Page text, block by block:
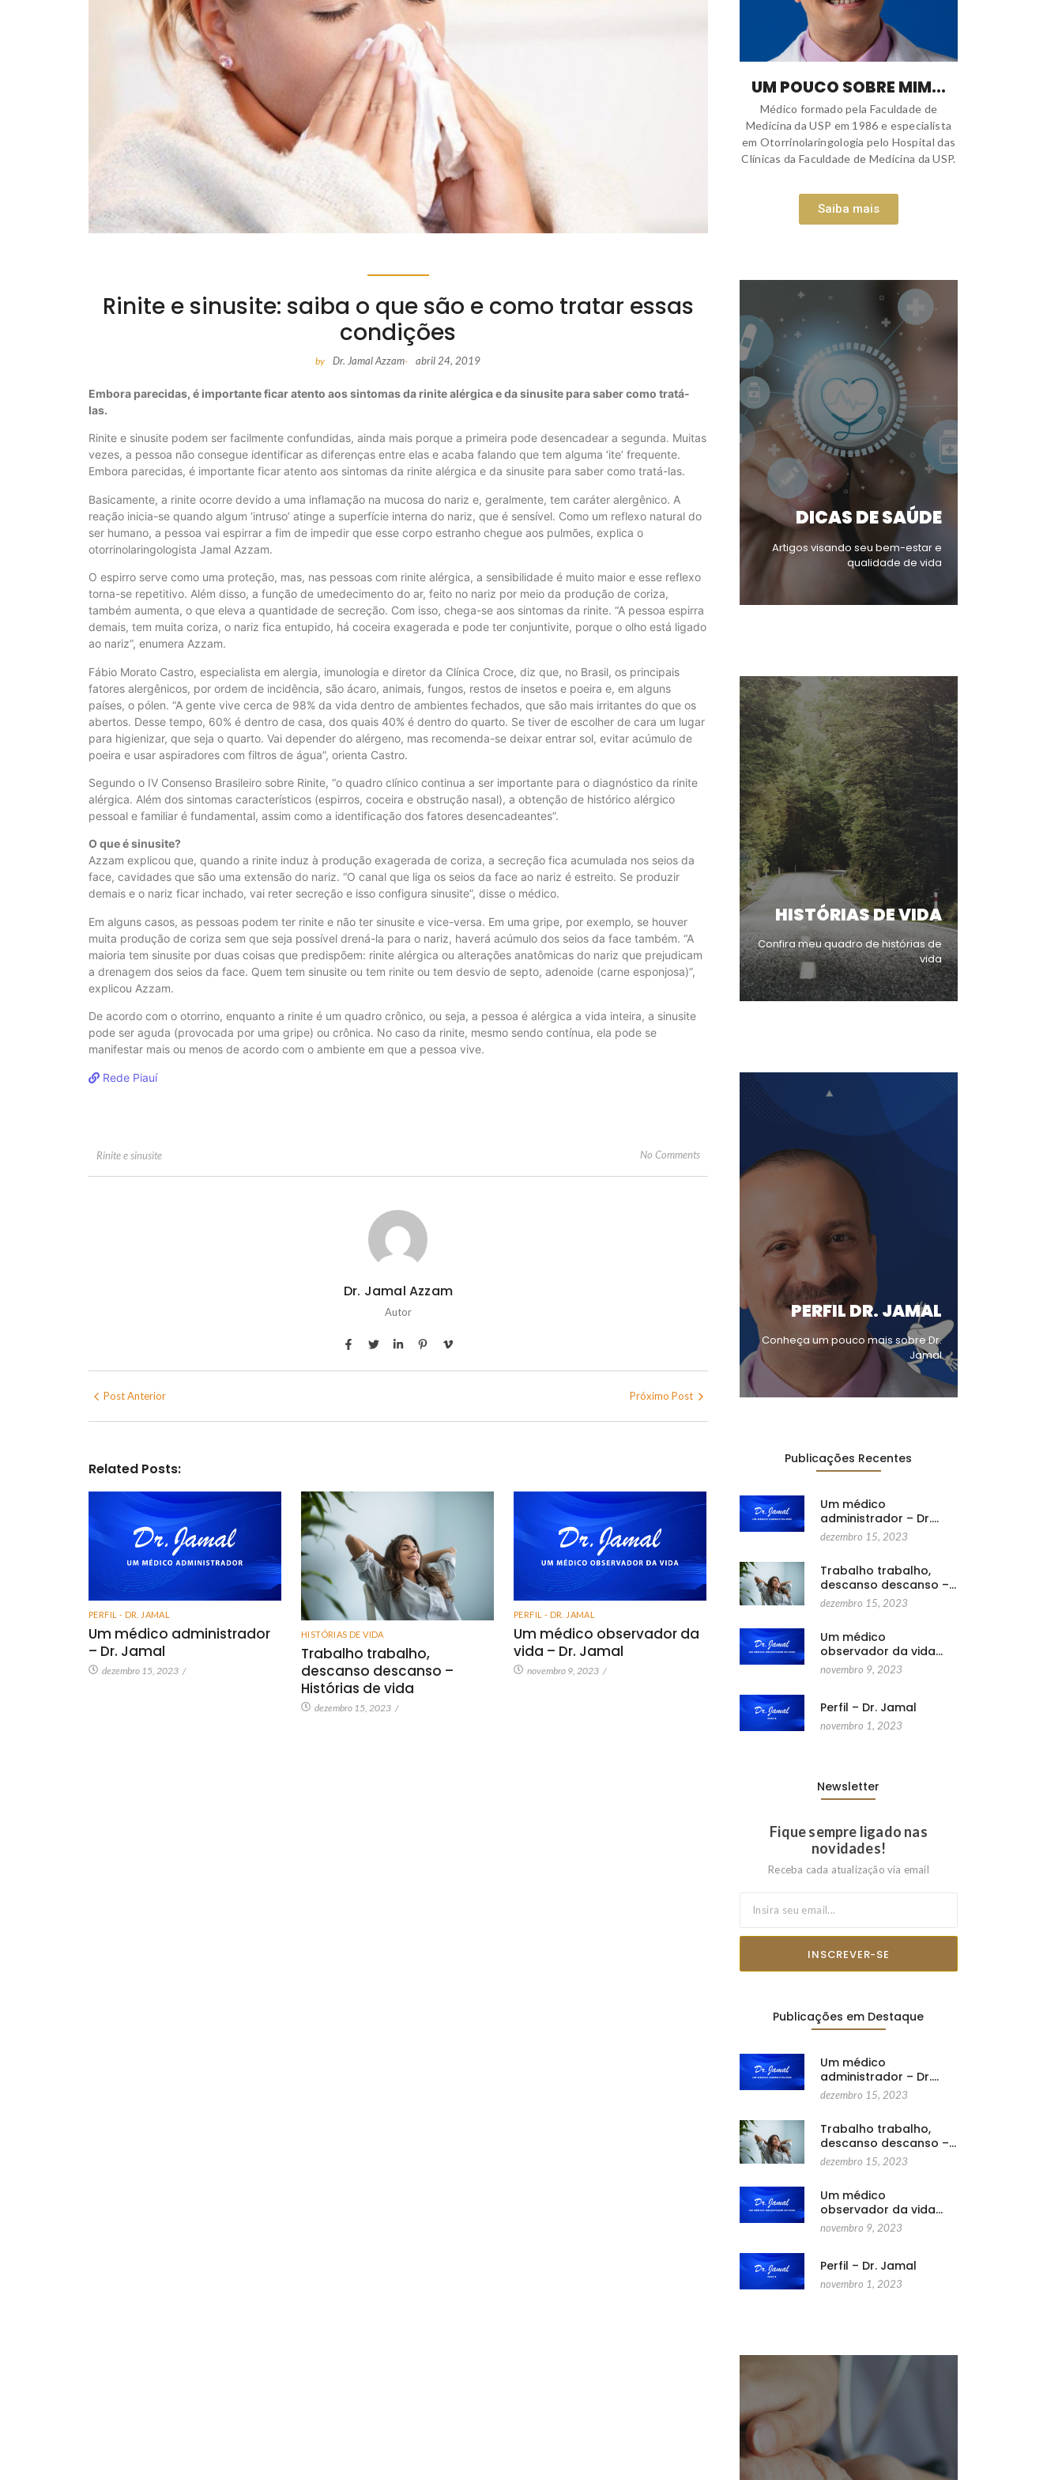
Rinite e sinusite: saiba o que são e como tratar essas
condições
by Dr. Jamal Azzam- abril 24, 2019
Embora parecidas, é importante ficar atento aos sintomas da rinite alérgica e da sinusite para saber como tratá-
las.
Rinite e sinusite podem ser facilmente confundidas, ainda mais porque a primeira pode desencadear a segunda. Muitas
vezes, a pessoa não consegue identificar as diferenças entre elas e acaba falando que tem alguma ‘ite’ frequente.
Embora parecidas, é importante ficar atento aos sintomas da rinite alérgica e da sinusite para saber como tratá-las.
Basicamente, a rinite ocorre devido a uma inflamação na mucosa do nariz e, geralmente, tem caráter alergênico. A
reação inicia-se quando algum ‘intruso’ atinge a superfície interna do nariz, que é sensível. Como um reflexo natural do
ser humano, a pessoa vai espirrar a fim de impedir que esse corpo estranho chegue aos pulmões, explica o
otorrinolaringologista Jamal Azzam.
O espirro serve como uma proteção, mas, nas pessoas com rinite alérgica, a sensibilidade é muito maior e esse reflexo
torna-se repetitivo. Além disso, a função de umedecimento do ar, feito no nariz por meio da produção de coriza,
também aumenta, o que eleva a quantidade de secreção. Com isso, chega-se aos sintomas da rinite. “A pessoa espirra
demais, tem muita coriza, o nariz fica entupido, há coceira exagerada e pode ter conjuntivite, porque o olho está ligado
ao nariz”, enumera Azzam.
Fábio Morato Castro, especialista em alergia, imunologia e diretor da Clínica Croce, diz que, no Brasil, os principais
fatores alergênicos, por ordem de incidência, são ácaro, animais, fungos, restos de insetos e poeira e, em alguns
países, o pólen. “A gente vive cerca de 98% da vida dentro de ambientes fechados, que são mais irritantes do que os
abertos. Desse tempo, 60% é dentro de casa, dos quais 40% é dentro do quarto. Se tiver de escolher de cara um lugar
para higienizar, que seja o quarto. Vai depender do alérgeno, mas recomenda-se deixar entrar sol, evitar acúmulo de
poeira e usar aspiradores com filtros de água”, orienta Castro.
Segundo o IV Consenso Brasileiro sobre Rinite, “o quadro clínico continua a ser importante para o diagnóstico da rinite
alérgica. Além dos sintomas característicos (espirros, coceira e obstrução nasal), a obtenção de histórico alérgico
pessoal e familiar é fundamental, assim como a identificação dos fatores desencadeantes”.
O que é sinusite?
Azzam explicou que, quando a rinite induz à produção exagerada de coriza, a secreção fica acumulada nos seios da
face, cavidades que são uma extensão do nariz. “O canal que liga os seios da face ao nariz é estreito. Se produzir
demais e o nariz ficar inchado, vai reter secreção e isso configura sinusite”, disse o médico.
Em alguns casos, as pessoas podem ter rinite e não ter sinusite e vice-versa. Em uma gripe, por exemplo, se houver
muita produção de coriza sem que seja possível drená-la para o nariz, haverá acúmulo dos seios da face também. “A
maioria tem sinusite por duas coisas que predispõem: rinite alérgica ou alterações anatômicas do nariz que prejudicam
a drenagem dos seios da face. Quem tem sinusite ou tem rinite ou tem desvio de septo, adenoide (carne esponjosa)”,
explicou Azzam.
De acordo com o otorrino, enquanto a rinite é um quadro crônico, ou seja, a pessoa é alérgica a vida inteira, a sinusite
pode ser aguda (provocada por uma gripe) ou crônica. No caso da rinite, mesmo sendo contínua, ela pode se
manifestar mais ou menos de acordo com o ambiente em que a pessoa vive.
Rede Piauí
Rinite e sinusite No Comments
Dr. Jamal Azzam
Autor
Post Anterior Próximo Post
Related Posts:
PERFIL - DR. JAMAL
Um médico administrador
– Dr. Jamal
dezembro 15, 2023 /
HISTÓRIAS DE VIDA
Trabalho trabalho,
descanso descanso –
Histórias de vida
dezembro 15, 2023 /
PERFIL - DR. JAMAL
Um médico observador da
vida – Dr. Jamal
novembro 9, 2023 /
UM POUCO SOBRE MIM...
Médico formado pela Faculdade de
Medicina da USP em 1986 e especialista
em Otorrinolaringologia pelo Hospital das
Clínicas da Faculdade de Medicina da USP.
Saiba mais
DICAS DE SAÚDE
Artigos visando seu bem-estar e
qualidade de vida
HISTÓRIAS DE VIDA
Confira meu quadro de histórias de
vida
PERFIL DR. JAMAL
Conheça um pouco mais sobre Dr.
Jamal
Publicações Recentes
Um médico
administrador – Dr.…
dezembro 15, 2023
Trabalho trabalho,
descanso descanso –…
dezembro 15, 2023
Um médico
observador da vida…
novembro 9, 2023
Perfil – Dr. Jamal
novembro 1, 2023
Newsletter
Fique sempre ligado nas
novidades!
Receba cada atualização via email
INSCREVER-SE
Publicações em Destaque
Um médico
administrador – Dr.…
dezembro 15, 2023
Trabalho trabalho,
descanso descanso –…
dezembro 15, 2023
Um médico
observador da vida…
novembro 9, 2023
Perfil – Dr. Jamal
novembro 1, 2023